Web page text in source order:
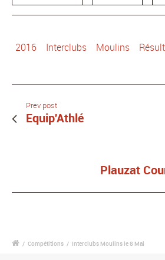
2016 Interclubs Moulins
Prev post
Equip'Athlé
Plauzat
/ Compétitions / Interclubs Moulins le 8 Mai